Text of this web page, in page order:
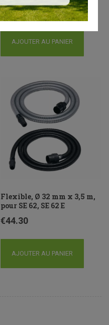
€45.00
AJOUTER AU PANIER
Flexible, Ø 32 mm x 3,5 m,
pour SE 62, SE 62 E
€44.30
AJOUTER AU PANIER